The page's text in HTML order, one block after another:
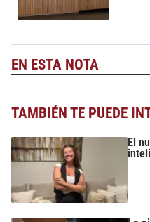
EN ESTA NOTA
TAMBIÉN TE PUEDE
El